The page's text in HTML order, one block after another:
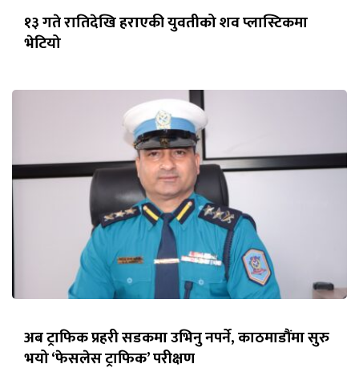
१३ गते रातिदेखि हराएकी युवतीको शव प्लास्टिकमा
भेटियो
अब ट्राफिक प्रहरी सडकमा उभिनु नपर्ने, काठमाडौंमा सुरु
भयो ‘फेसलेस ट्राफिक’ परीक्षण